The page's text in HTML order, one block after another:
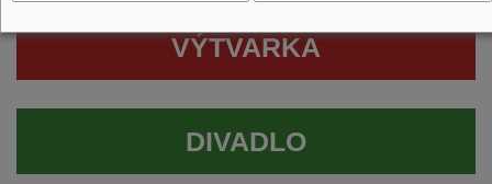
VÝTVARKA
DIVADLO